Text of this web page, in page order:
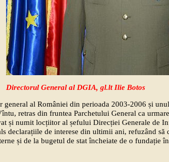
Directorul General al DGIA, gl.lt Ilie Botos
general al României din perioada 2003-2006 și
retras din fruntea Parchetului General ca
și numit locțiitor al șefului Direcției Generale de
declarațiile de interese din ultimii ani, refuzând să
și de la bugetul de stat încheiate de o fundație